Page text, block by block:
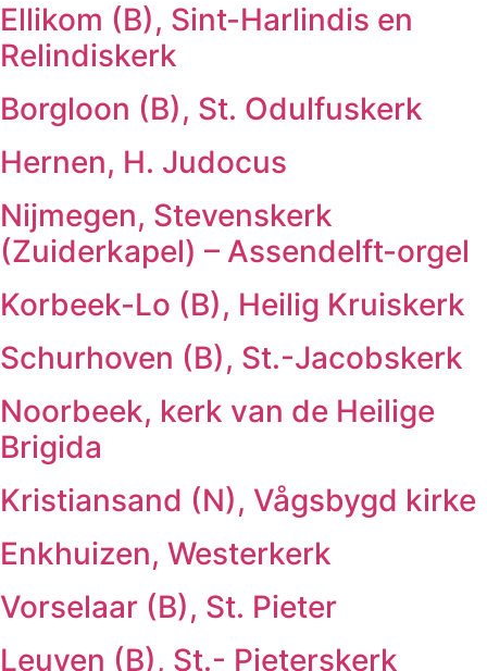
Ellikom (B), Sint-Harlindis en
Relindiskerk
Borgloon (B), St. Odulfuskerk
Hernen, H. Judocus
Nijmegen, Stevenskerk
(Zuiderkapel) – Assendelft-orgel
Korbeek-Lo (B), Heilig Kruiskerk
Schurhoven (B), St.-Jacobskerk
Noorbeek, kerk van de Heilige
Brigida
Kristiansand (N), Vågsbygd kirke
Enkhuizen, Westerkerk
Vorselaar (B), St. Pieter
Leuven (B), St.- Pieterskerk